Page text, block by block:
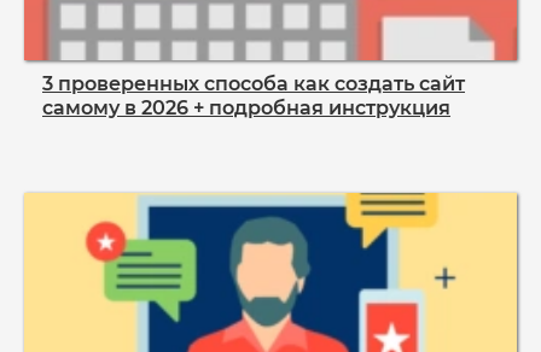
3 проверенных способа как создать сайт
самому в 2026 + подробная инструкция